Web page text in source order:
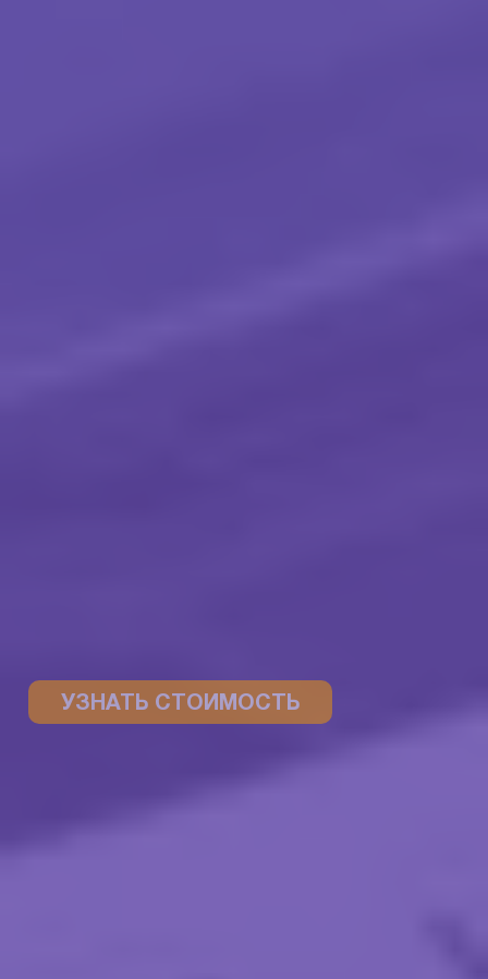
УЗНАТЬ СТОИМОСТЬ